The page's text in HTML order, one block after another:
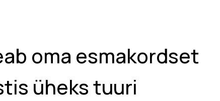
oma esmakordset
üheks tuuri